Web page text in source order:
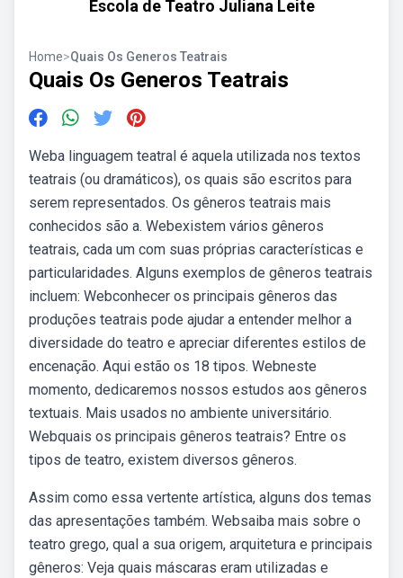
Escola de Teatro Juliana Leite
Home>Quais Os Generos Teatrais
Quais Os Generos Teatrais
Weba linguagem teatral é aquela utilizada nos textos
teatrais (ou dramáticos), os quais são escritos para
serem representados. Os gêneros teatrais mais
conhecidos são a. Webexistem vários gêneros
teatrais, cada um com suas próprias características e
particularidades. Alguns exemplos de gêneros teatrais
incluem: Webconhecer os principais gêneros das
produções teatrais pode ajudar a entender melhor a
diversidade do teatro e apreciar diferentes estilos de
encenação. Aqui estão os 18 tipos. Webneste
momento, dedicaremos nossos estudos aos gêneros
textuais. Mais usados no ambiente universitário.
Webquais os principais gêneros teatrais? Entre os
tipos de teatro, existem diversos gêneros.
Assim como essa vertente artística, alguns dos temas
das apresentações também. Websaiba mais sobre o
teatro grego, qual a sua origem, arquitetura e principais
gêneros: Veja quais máscaras eram utilizadas e